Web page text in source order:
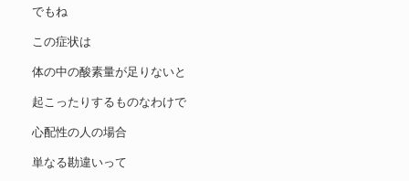
でもね
この症状は
体の中の酸素量が足りないと
起こったりするものなわけで
心配性の人の場合
単なる勘違いって